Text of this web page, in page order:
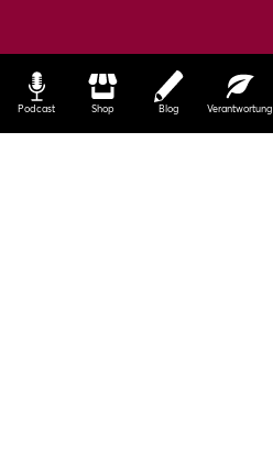
Podcast Shop Blog Verantwortung